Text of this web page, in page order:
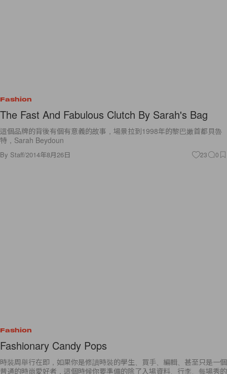
Fashion
The Fast And Fabulous Clutch By Sarah's Bag
這個品牌的背後有個有意義的故事，場景拉到1998年的黎巴嫩首都貝魯
特，Sarah Beydoun
By Staff/2014年8月26日 23 0
Fashion
Fashionary Candy Pops
時裝周舉行在即，如果你是修讀時裝的學生、買手、編輯、甚至只是一個
普通的時尚愛好者，這個時候你要準備的除了入場資料、行李、每場秀的